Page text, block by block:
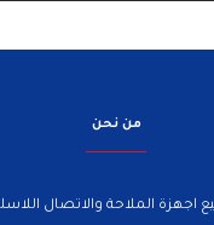
من نحن
الملاحة والاتصال